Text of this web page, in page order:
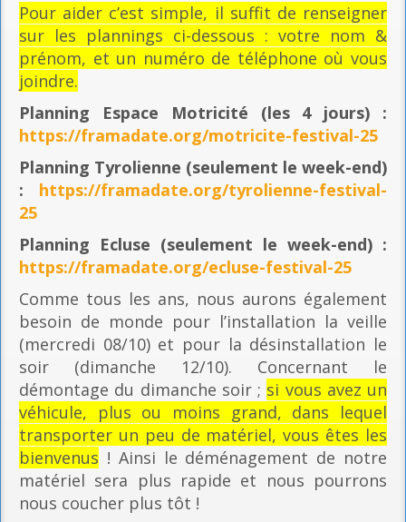
Pour aider c’est simple, il suffit de renseigner
sur les plannings ci-dessous : votre nom &
prénom, et un numéro de téléphone où vous
joindre.
Planning Espace Motricité (les 4 jours) :
https://framadate.org/motricite-festival-25
Planning Tyrolienne (seulement le week-end)
: https://framadate.org/tyrolienne-festival-
25
Planning Ecluse (seulement le week-end) :
https://framadate.org/ecluse-festival-25
Comme tous les ans, nous aurons également
besoin de monde pour l’installation la veille
(mercredi 08/10) et pour la désinstallation le
soir (dimanche 12/10). Concernant le
démontage du dimanche soir ; si vous avez un
véhicule, plus ou moins grand, dans lequel
transporter un peu de matériel, vous êtes les
bienvenus ! Ainsi le déménagement de notre
matériel sera plus rapide et nous pourrons
nous coucher plus tôt !